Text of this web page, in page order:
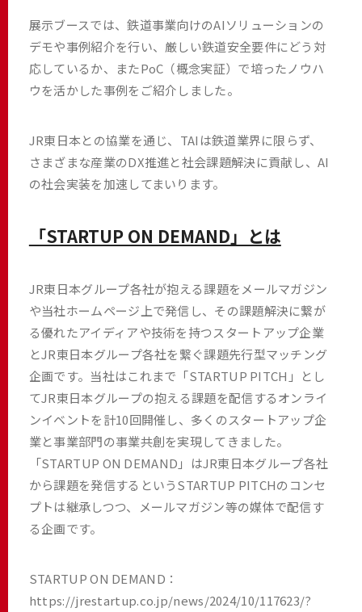
展示ブースでは、鉄道事業向けのAIソリューションの
デモや事例紹介を行い、厳しい鉄道安全要件にどう対
応しているか、またPoC（概念実証）で培ったノウハ
ウを活かした事例をご紹介しました。
JR東日本との協業を通じ、TAIは鉄道業界に限らず、
さまざまな産業のDX推進と社会課題解決に貢献し、AI
の社会実装を加速してまいります。
「STARTUP ON DEMAND」とは
JR東日本グループ各社が抱える課題をメールマガジン
や当社ホームページ上で発信し、その課題解決に繋が
る優れたアイディアや技術を持つスタートアップ企業
とJR東日本グループ各社を繋ぐ課題先行型マッチング
企画です。当社はこれまで「STARTUP PITCH」とし
てJR東日本グループの抱える課題を配信するオンライ
ンイベントを計10回開催し、多くのスタートアップ企
業と事業部門の事業共創を実現してきました。
「STARTUP ON DEMAND」はJR東日本グループ各社
から課題を発信するというSTARTUP PITCHのコンセ
プトは継承しつつ、メールマガジン等の媒体で配信す
る企画です。
STARTUP ON DEMAND：
https://jrestartup.co.jp/news/2024/10/117623/?